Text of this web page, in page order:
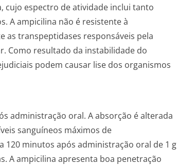
cujo espectro de atividade inclui tanto
A ampicilina não é resistente à
as transpeptidases responsáveis pela
Como resultado da instabilidade do
podem causar lise dos organismos
administração oral. A absorção é alterada
sanguíneos máximos de
120 minutos após administração oral de 1 g
A ampicilina apresenta boa penetração